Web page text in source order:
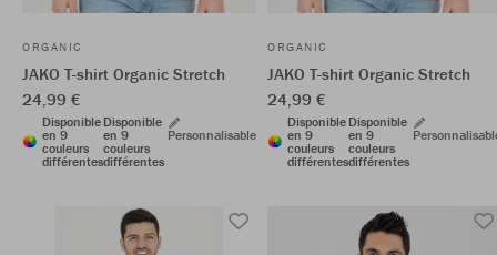
ORGANIC
JAKO T-shirt Organic Stretch
24,99 €
Disponible
en 9
couleurs
différentes
Disponible
en 9
couleurs
différentes
Personnalisable
ORGANIC
JAKO T-shirt Organic Stretch
24,99 €
Disponible
en 9
couleurs
différentes
Disponible
en 9
couleurs
différentes